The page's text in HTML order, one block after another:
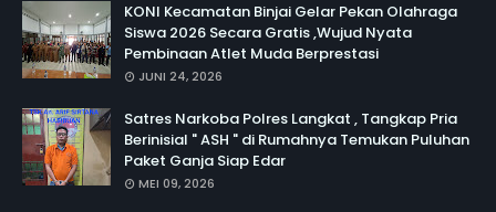
KONI Kecamatan Binjai Gelar Pekan Olahraga
Siswa 2026 Secara Gratis ,Wujud Nyata
Pembinaan Atlet Muda Berprestasi
JUNI 24, 2026
Satres Narkoba Polres Langkat , Tangkap Pria
Berinisial " ASH " di Rumahnya Temukan Puluhan
Paket Ganja Siap Edar
MEI 09, 2026